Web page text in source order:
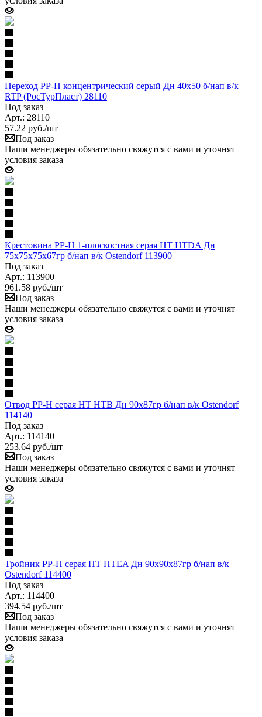
Переход PP-H концентрический серый Дн 40х50 б/нап в/к
RTP (РосТурПласт) 28110
Под заказ
Арт.: 28110
57.22 руб./шт
Под заказ
Наши менеджеры обязательно свяжутся с вами и уточнят
условия заказа
Крестовина PP-H 1-плоскостная серая HT HTDA Дн
75х75х75х67гр б/нап в/к Ostendorf 113900
Под заказ
Арт.: 113900
961.58 руб./шт
Под заказ
Наши менеджеры обязательно свяжутся с вами и уточнят
условия заказа
Отвод PP-H серая HT HTB Дн 90х87гр б/нап в/к Ostendorf
114140
Под заказ
Арт.: 114140
253.64 руб./шт
Под заказ
Наши менеджеры обязательно свяжутся с вами и уточнят
условия заказа
Тройник PP-H серая HT HTEA Дн 90х90х87гр б/нап в/к
Ostendorf 114400
Под заказ
Арт.: 114400
394.54 руб./шт
Под заказ
Наши менеджеры обязательно свяжутся с вами и уточнят
условия заказа